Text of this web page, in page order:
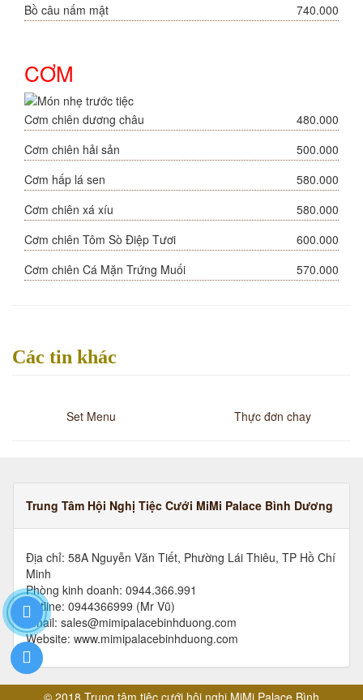
Bồ câu nấm mật
740.000
CƠM
Cơm chiên dương châu
480.000
Cơm chiên hải sản
500.000
Cơm hấp lá sen
580.000
Cơm chiên xá xíu
580.000
Cơm chiên Tôm Sò Điệp Tươi
600.000
Cơm chiên Cá Mặn Trứng Muối
570.000
Các tin khác
Set Menu Thực đơn chay
Trung Tâm Hội Nghị Tiệc Cưới MiMi Palace Bình Dương
Địa chỉ: 58A Nguyễn Văn Tiết, Phường Lái Thiêu, TP Hồ Chí
Minh
Phòng kinh doanh: 0944.366.991
Hotline: 0944366999 (Mr Vũ)
Email: sales@mimipalacebinhduong.com
Website: www.mimipalacebinhduong.com
© 2018 Trung tâm tiệc cưới hội nghị MiMi Palace Bình